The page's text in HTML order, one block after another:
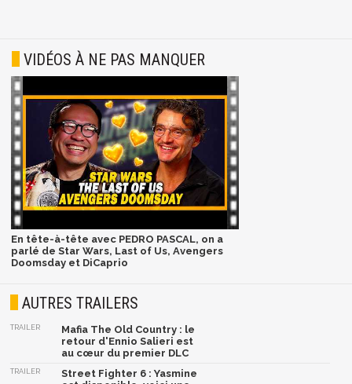
VIDÉOS À NE PAS MANQUER
En tête-à-tête avec PEDRO PASCAL, on a
parlé de Star Wars, Last of Us, Avengers
Doomsday et DiCaprio
AUTRES TRAILERS
TRAILER
Mafia The Old Country : le
retour d'Ennio Salieri est
au cœur du premier DLC
TRAILER
Street Fighter 6 : Yasmine